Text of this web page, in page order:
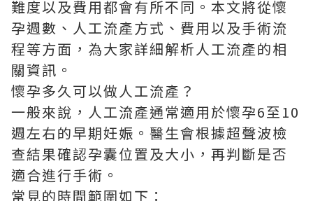
難度以及費用都會有所不同。本文將從懷
孕週數、人工流產方式、費用以及手術流
程等方面，為大家詳細解析人工流產的相
關資訊。
懷孕多久可以做人工流產？
一般來說，人工流產通常適用於懷孕6至10
週左右的早期妊娠。醫生會根據超聲波檢
查結果確認孕囊位置及大小，再判斷是否
適合進行手術。
常見的時間範圍如下：